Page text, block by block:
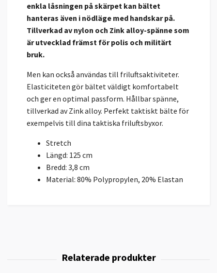
enkla låsningen på skärpet kan bältet
hanteras även i nödläge med handskar på.
Tillverkad av nylon och Zink alloy-spänne som
är utvecklad främst för polis och militärt
bruk.
Men kan också användas till friluftsaktiviteter.
Elasticiteten gör bältet väldigt komfortabelt
och ger en optimal passform. Hållbar spänne,
tillverkad av Zink alloy. Perfekt taktiskt bälte för
exempelvis till dina taktiska friluftsbyxor.
Stretch
Längd: 125 cm
Bredd: 3,8 cm
Material: 80% Polypropylen, 20% Elastan